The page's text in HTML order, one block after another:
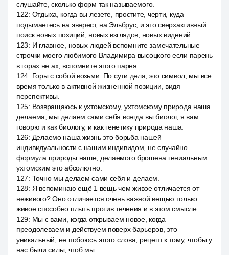
слушайте, сколько форм так называемого.
122: Отдыха, когда вы лезете, простите, черти, куда
подымаетесь на эверест, на Эльбрус, и это сверхактивный
поиск новых позиций, новых взглядов, новых видений.
123: И главное, новых людей вспомните замечательные
строчки моего любимого Владимира высоцкого если парень
в горах не ах, вспомните этого парня.
124: Горы с собой возьми. По сути дела, это символ, мы все
время только в активной жизненной позиции, видя
перспективы.
125: Возвращаюсь к ухтомскому, ухтомскому природа наша
делаема, мы делаем сами себя всегда вы биолог, я вам
говорю и как биологу, и как генетику природа наша.
126: Делаемо наша жизнь это борьба нашей
индивидуальности с нашим индивидом, не случайно
формула природы наше, делаемого брошена гениальным
ухтомским это абсолютно.
127: Точно мы делаем сами себя и делаем.
128: Я вспоминаю ещё 1 вещь чем живое отличается от
неживого? Оно отличается очень важной вещью только
живое способно плыть против течения и в этом смысле.
129: Мы с вами, когда открываем новое, когда
преодолеваем и действуем поверх барьеров, это
уникальный, не побоюсь этого слова, рецепт к тому, чтобы у
нас были силы, чтоб мы